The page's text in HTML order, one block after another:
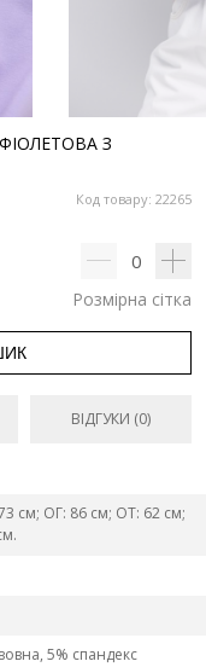
З
Код товару: 22265
0
Розмірна сітка
ВІДГУКИ (0)
см; ОГ: 86 см; ОТ: 62 см;
5% спандекс